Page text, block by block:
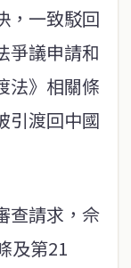
，一致駁回
爭議申請和
法》相關條
引渡回中國
查請求，佘
及第21